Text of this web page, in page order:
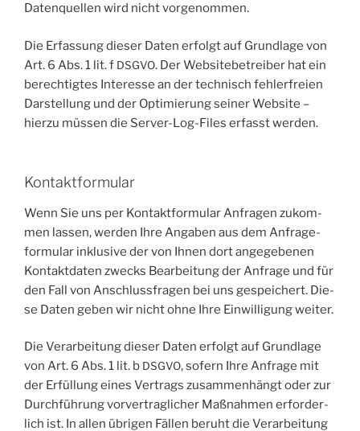
Daten­quel­len wird nicht vorgenommen.
Die Erfas­sung die­ser Daten erfolgt auf Grund­la­ge von
Art. 6 Abs. 1 lit. f DSGVO. Der Web­site­be­trei­ber hat ein
berech­tig­tes Inter­es­se an der tech­nisch feh­ler­frei­en
Dar­stel­lung und der Opti­mie­rung sei­ner Web­site –
hier­zu müs­sen die Ser­ver-Log-Files erfasst werden.
Kontaktformular
Wenn Sie uns per Kon­takt­for­mu­lar Anfra­gen zukom­
men las­sen, wer­den Ihre Anga­ben aus dem Anfra­ge­
for­mu­lar inklu­si­ve der von Ihnen dort ange­ge­be­nen
Kon­takt­da­ten zwecks Bear­bei­tung der Anfra­ge und für
den Fall von Anschluss­fra­gen bei uns gespei­chert. Die­
se Daten geben wir nicht ohne Ihre Ein­wil­li­gung weiter.
Die Ver­ar­bei­tung die­ser Daten erfolgt auf Grund­la­ge
von Art. 6 Abs. 1 lit. b DSGVO, sofern Ihre Anfra­ge mit
der Erfül­lung eines Ver­trags zusam­men­hängt oder zur
Durch­füh­rung vor­ver­trag­li­cher Maß­nah­men erfor­der­
lich ist. In allen übri­gen Fäl­len beruht die Ver­ar­bei­tung